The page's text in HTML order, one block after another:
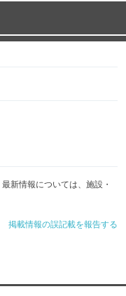
新情報については、施設・
掲載情報の誤記載を報告する